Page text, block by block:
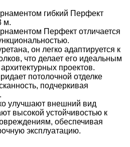
гибкий Перфект
м.
Перфект отличается
он легко адаптируется к
что делает его идеальным
проектов.
потолочной отделке
подчеркивая
улучшают внешний вид
высокой устойчивостью к
обеспечивая
эксплуатацию.